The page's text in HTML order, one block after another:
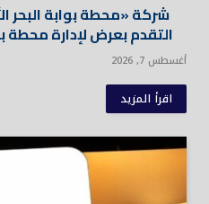
شركة «محطة بوابة البحر
التقدم بعرض لإدارة محطة
أغسطس 7, 2026
اقرأ المزيد